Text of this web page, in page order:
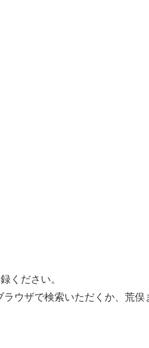
ください。
ウザで検索いただくか、荒俣